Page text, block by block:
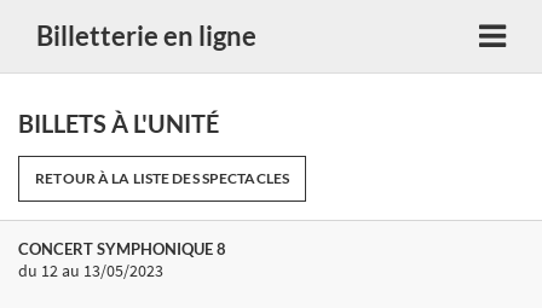
Billetterie en ligne
BILLETS À L'UNITÉ
RETOUR À LA LISTE DES SPECTACLES
CONCERT SYMPHONIQUE 8
du 12au 13/05/2023